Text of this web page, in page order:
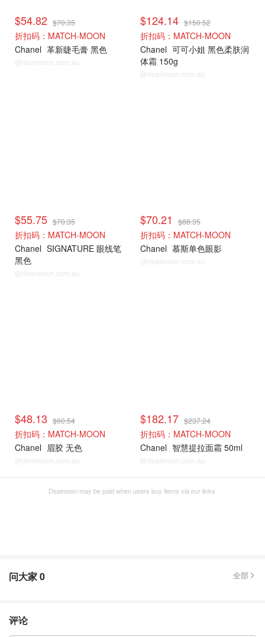
$54.82 $70.35
折扣码：MATCH-MOON
Chanel 革新睫毛膏 黑色
@dealmoon.com.au
$124.14 $150.52
折扣码：MATCH-MOON
Chanel 可可小姐 黑色柔肤润
体霜 150g
@dealmoon.com.au
$55.75 $70.35
折扣码：MATCH-MOON
Chanel SIGNATURE 眼线笔
黑色
@dealmoon.com.au
$70.21 $88.35
折扣码：MATCH-MOON
Chanel 慕斯单色眼影
@dealmoon.com.au
$48.13 $60.54
折扣码：MATCH-MOON
Chanel 眉胶 无色
@dealmoon.com.au
$182.17 $237.24
折扣码：MATCH-MOON
Chanel 智慧提拉面霜 50ml
@dealmoon.com.au
Dealmoon may be paid when users buy items via our links.
问大家0 全部
评论